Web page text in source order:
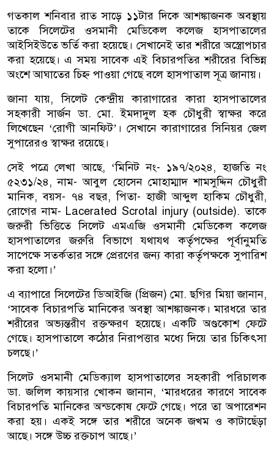
গতকাল শনিবার রাত সাড়ে ১১টার দিকে আশঙ্কাজনক অবস্থায়
তাকে সিলেটের ওসমানী মেডিকেল কলেজ হাসপাতালের
আইসিইউতে ভর্তি করা হয়েছে। সেখানেই তার শরীরে অস্ত্রোপচার
করা হয়েছে। এ সময় সাবেক এই বিচারপতির শরীরের বিভিন্ন
অংশে আঘাতের চিহ্ন পাওয়া গেছে বলে হাসপাতাল সূত্র জানায়।
জানা যায়, সিলেট কেন্দ্রীয় কারাগারের কারা হাসপাতালের
সহকারী সার্জন ডা. মো. ইমদাদুল হক চৌধুরী স্বাক্ষর করে
লিখেছেন ‘রোগী আনফিট’। সেখানে কারাগারের সিনিয়র জেল
সুপারেরও স্বাক্ষর রয়েছে।
সেই পত্রে লেখা আছে, ‘মিনিট নং- ১৯৭/২০২৪, হাজতি নং
৫২৩১/২৪, নাম- আবুল হোসেন মোহাম্মাদ শামসুদ্দিন চৌধুরী
মানিক, বয়স- ৭৪ বছর, পিতা- হাজী আব্দুল হাকিম চৌধুরী,
রোগের নাম- Lacerated Scrotal injury (outside). তাকে
জরুরী ভিত্তিতে সিলেট এমএজি ওসমানী মেডিকেল কলেজ
হাসপাতালের জরুরি বিভাগে যথাযথ কর্তৃপক্ষের পূর্বানুমতি
সাপেক্ষে সতর্কতার সঙ্গে প্রেরণের জন্য কারা কর্তৃপক্ষকে সুপারিশ
করা হলো।’
এ ব্যাপারে সিলেটের ডিআইজি (প্রিজন) মো. ছগির মিয়া জানান,
‘সাবেক বিচারপতি মানিকের অবস্থা আশঙ্কাজনক। মারধরে তার
শরীরের অভ্যন্তরীণ রক্তক্ষরণ হয়েছে। একটি অণ্ডকোশ ফেটে
গেছে। হাসপাতালে কঠোর নিরাপত্তার মধ্যে দিয়ে তার চিকিৎসা
চলছে।’
সিলেট ওসমানী মেডিক্যাল হাসপাতালের সহকারী পরিচালক
ডা. জলিল কায়সার খোকন জানান, ‘মারধরের কারণে সাবেক
বিচারপতি মানিকের অন্ডকোষ ফেটে গেছে। পরে তা অপারেশন
করা হয়। একই সঙ্গে তার শরীরে অনেক জখম ও কাটাছেঁড়া
আছে। সঙ্গে উচ্চ রক্তচাপ আছে।’